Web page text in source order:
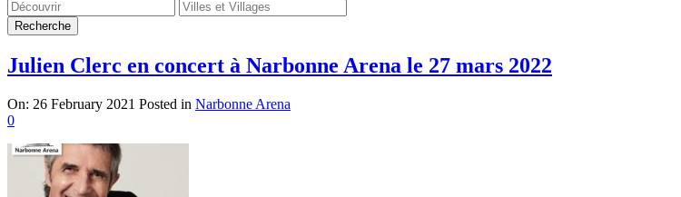
Julien Clerc en concert à Narbonne Arena le 27 mars 2022
On: 26 February 2021 Posted in Narbonne Arena
0